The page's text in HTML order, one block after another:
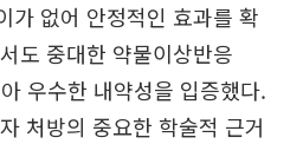
가 없어 안정적인 효과를 확
도 중대한 약물이상반응
우수한 내약성을 입증했다.
처방의 중요한 학술적 근거